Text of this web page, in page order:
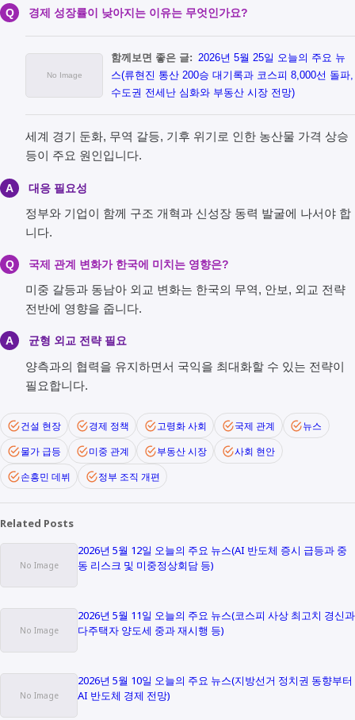
Q 경제 성장률이 낮아지는 이유는 무엇인가요?
함께보면 좋은 글: 2026년 5월 25일 오늘의 주요 뉴
스(류현진 통산 200승 대기록과 코스피 8,000선 돌파,
수도권 전세난 심화와 부동산 시장 전망)
세계 경기 둔화, 무역 갈등, 기후 위기로 인한 농산물 가격 상승
등이 주요 원인입니다.
A 대응 필요성
정부와 기업이 함께 구조 개혁과 신성장 동력 발굴에 나서야 합
니다.
Q 국제 관계 변화가 한국에 미치는 영향은?
미중 갈등과 동남아 외교 변화는 한국의 무역, 안보, 외교 전략
전반에 영향을 줍니다.
A 균형 외교 전략 필요
양측과의 협력을 유지하면서 국익을 최대화할 수 있는 전략이
필요합니다.
건설 현장 경제 정책 고령화 사회 국제 관계
뉴스
물가 급등
미중 관계 부동산 시장
사회 현안
손흥민 데뷔
정부 조직 개편
Related Posts
2026년 5월 12일 오늘의 주요 뉴스(AI 반도체 증시 급등과 중
동 리스크 및 미중정상회담 등)
2026년 5월 11일 오늘의 주요 뉴스(코스피 사상 최고치 경신과
다주택자 양도세 중과 재시행 등)
2026년 5월 10일 오늘의 주요 뉴스(지방선거 정치권 동향부터
AI 반도체 경제 전망)